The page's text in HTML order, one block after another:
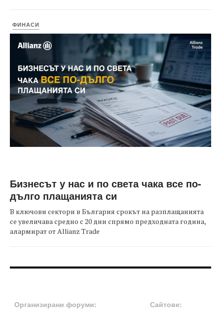
ФИНАСИ
Бизнесът у нас и по света чака все по-
дълго плащанията си
В ключови сектори в България срокът на разплащанията
се увеличава средно с 20 дни спрямо предходната година,
алармират от Allianz Trade
Организирани форуми: Сайтове: